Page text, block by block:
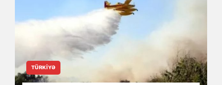
TÜRKIYƏ